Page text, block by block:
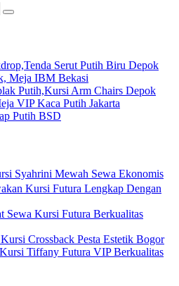
Serut Putih Biru Depok
Meja IBM Bekasi
Putih,Kursi Arm Chairs Depok
VIP Kaca Putih Jakarta
Putih BSD
Syahrini Mewah Sewa Ekonomis
Kursi Futura Lengkap Dengan
Sewa Kursi Futura Berkualitas
Crossback Pesta Estetik Bogor
Tiffany Futura VIP Berkualitas